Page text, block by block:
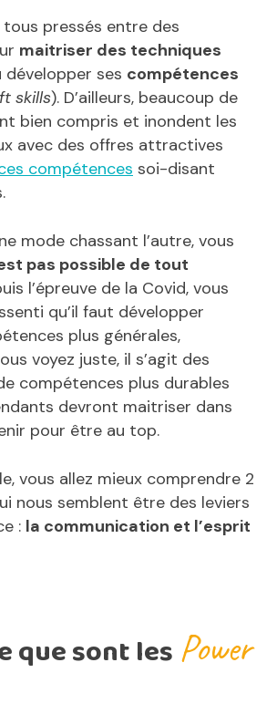
pressés entre des
maitriser des techniques
développer ses compétences
skills). D’ailleurs, beaucoup de
bien compris et inondent les
avec des offres attractives
compétences soi-disant
mode chassant l’autre, vous
pas possible de tout
l’épreuve de la Covid, vous
qu’il faut développer
plus générales,
voyez juste, il s’agit des
compétences plus durables
devront maitriser dans
pour être au top.
vous allez mieux comprendre 2
nous semblent être des leviers
: la communication et l’esprit
que sont les Power